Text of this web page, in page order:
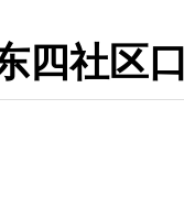
四社区